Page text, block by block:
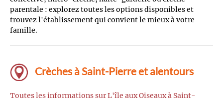
parentale : explorez toutes les options disponibles et
trouvez l'établissement qui convient le mieux à votre
famille.
Crèches à Saint-Pierre et alentours
Toutes les informations sur L'île aux Oiseaux à Saint-